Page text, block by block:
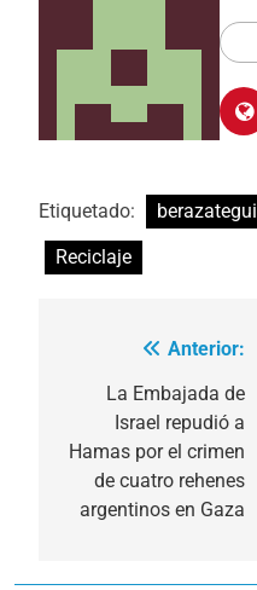
Etiquetado: berazategui
Reciclaje
Navegación
entradas
Anterior:
La Embajada de
Israel repudió a
Hamas por el crimen
de cuatro rehenes
argentinos en Gaza